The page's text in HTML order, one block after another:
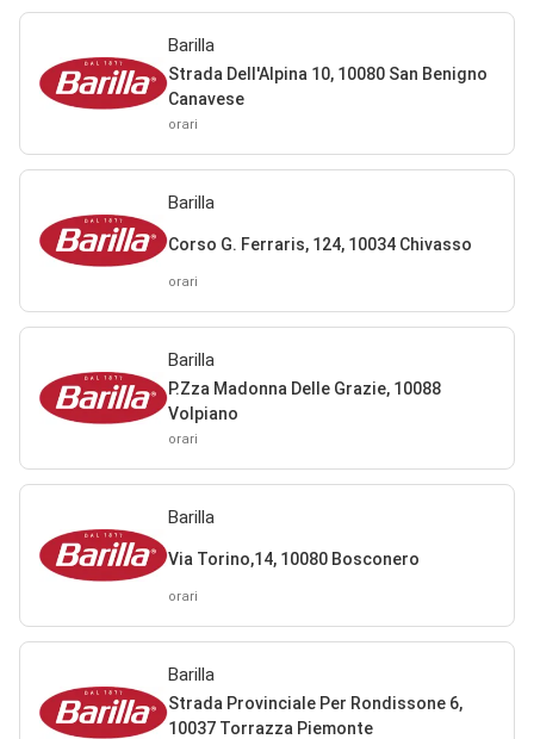
Barilla
Strada Dell'Alpina 10, 10080 San Benigno
Canavese
orari
Barilla
Corso G. Ferraris, 124, 10034 Chivasso
orari
Barilla
P.Zza Madonna Delle Grazie, 10088
Volpiano
orari
Barilla
Via Torino,14, 10080 Bosconero
orari
Barilla
Strada Provinciale Per Rondissone 6,
10037 Torrazza Piemonte